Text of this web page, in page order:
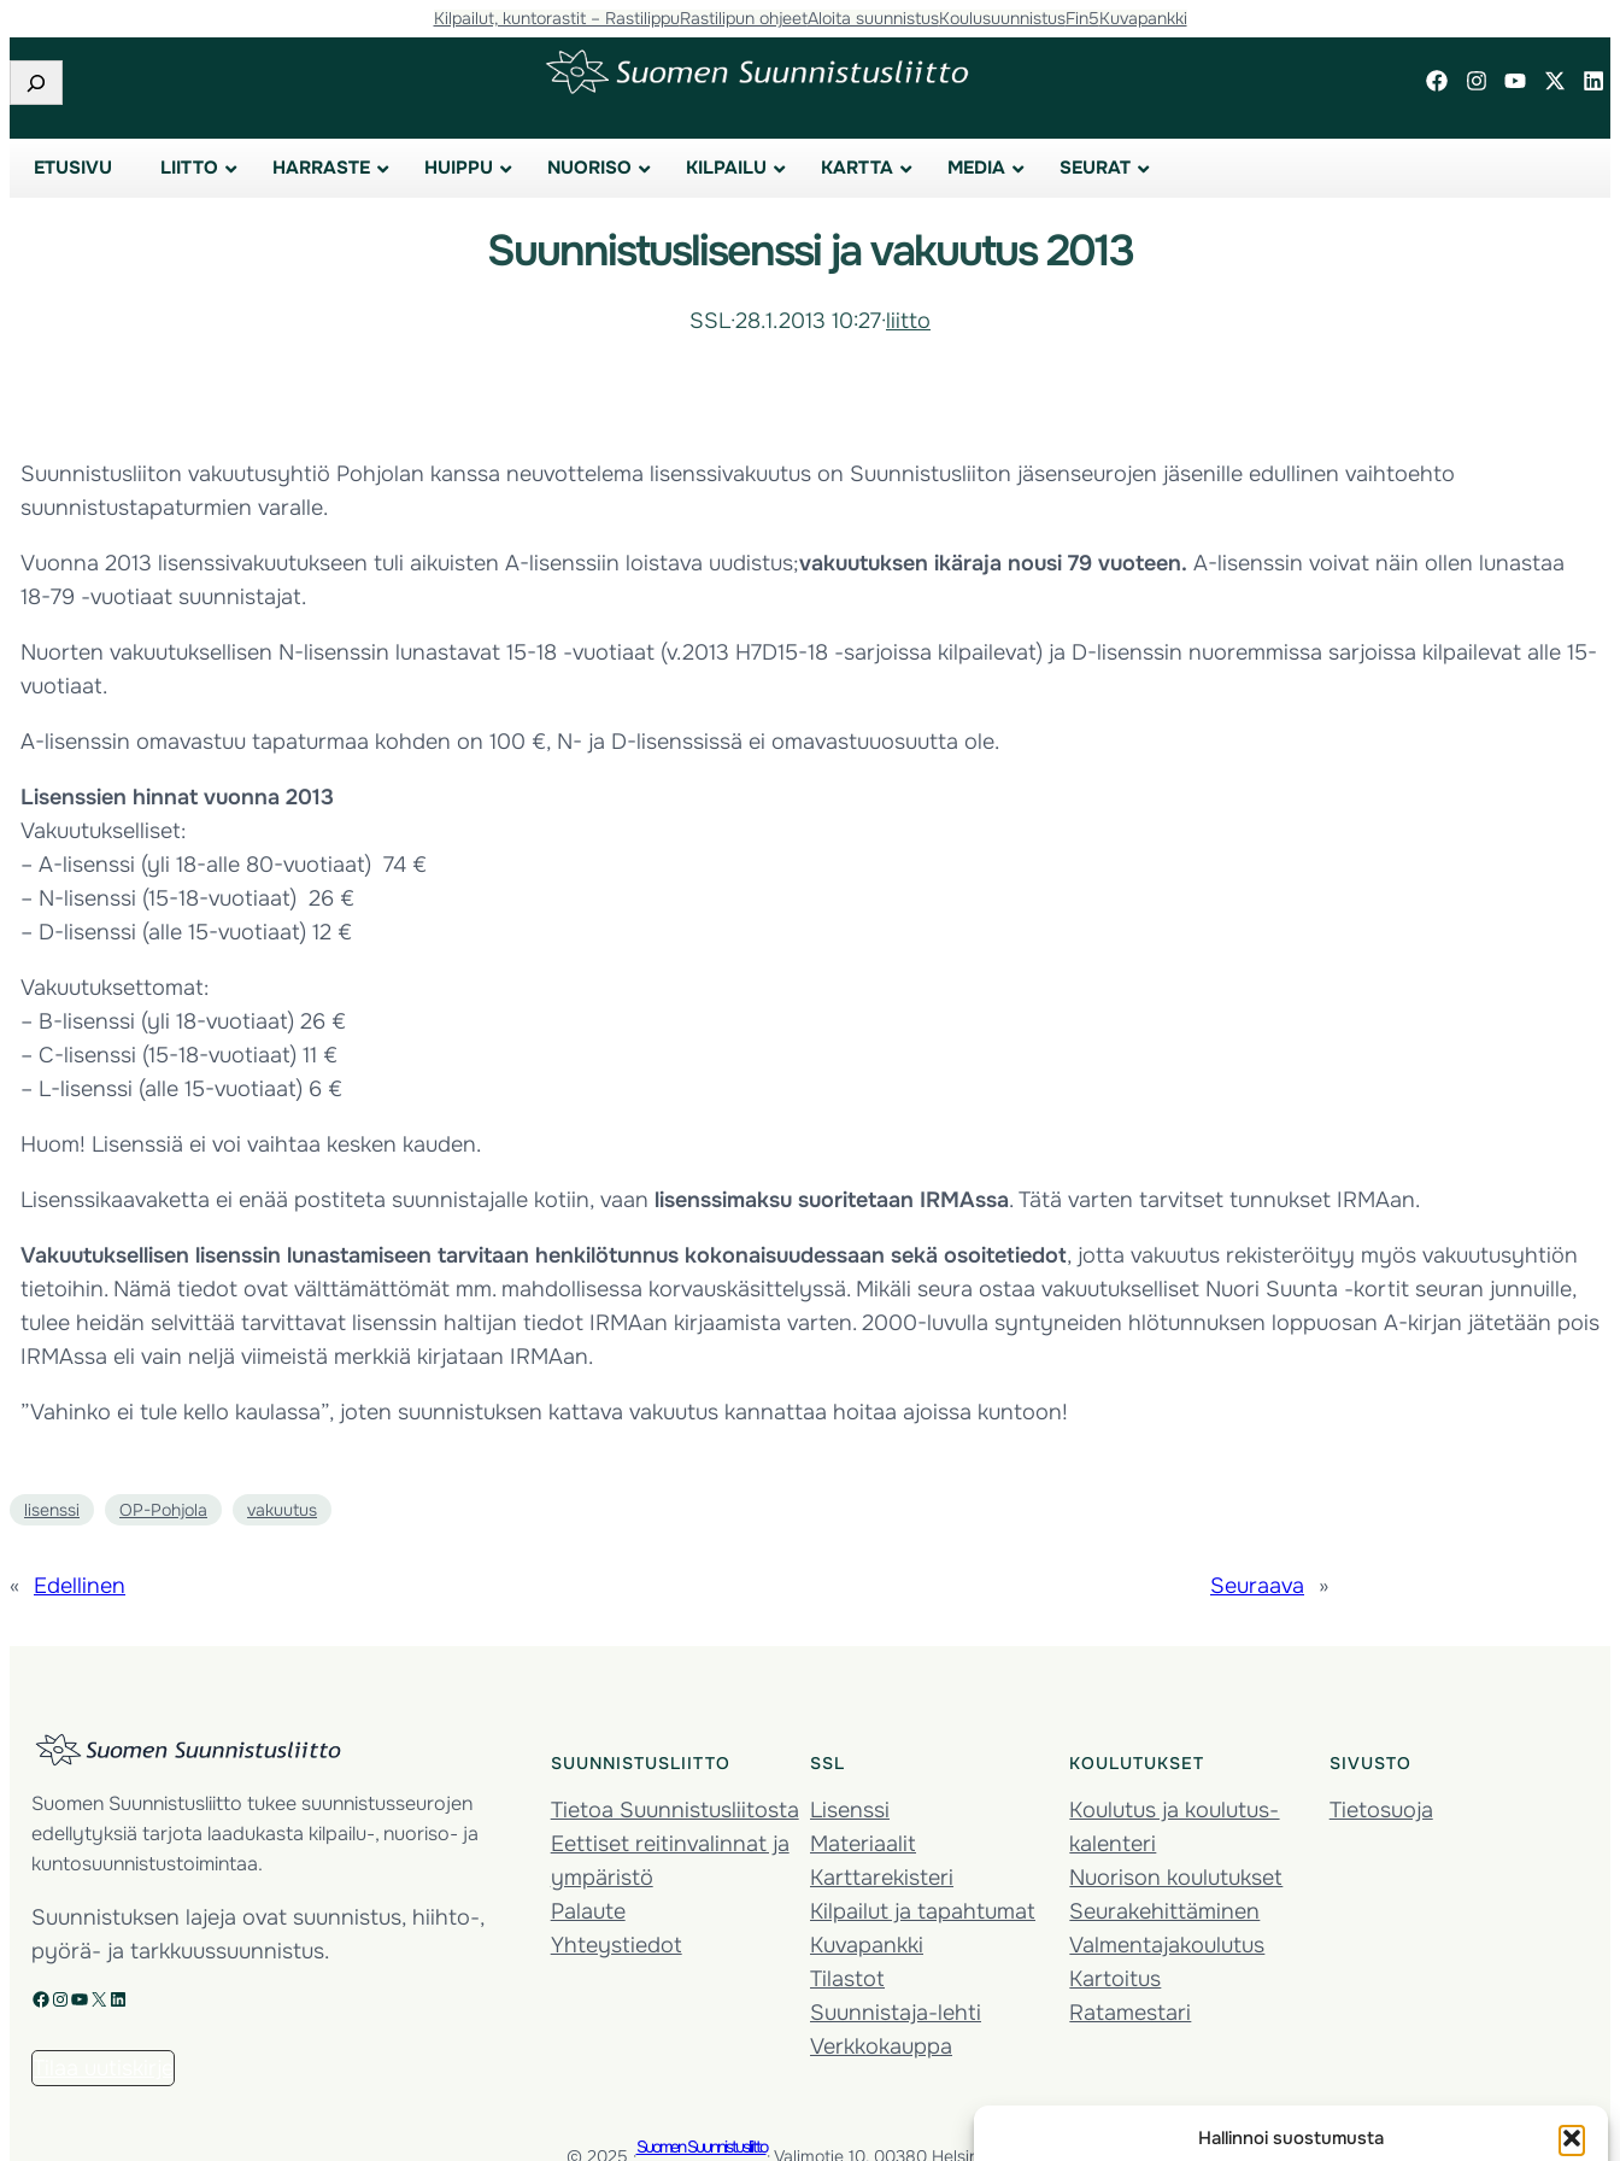
Hallinnoi suostumusta
Kilpailut, kuntorastit – RastilippuRastilipun ohjeetAloita suunnistusKoulusuunnistusFin5Kuvapankki
Etsi
ETUSIVU LIITTO HARRASTE HUIPPU NUORISO KILPAILU KARTTA MEDIA SEURAT
Suunnistuslisenssi ja vakuutus 2013
SSL·28.1.2013 10:27·liitto
Suunnistusliiton vakuutusyhtiö Pohjolan kanssa neuvottelema lisenssivakuutus on Suunnistusliiton jäsenseurojen jäsenille edullinen vaihtoehto
suunnistustapaturmien varalle.
Vuonna 2013 lisenssivakuutukseen tuli aikuisten A-lisenssiin loistava uudistus;vakuutuksen ikäraja nousi 79 vuoteen. A-lisenssin voivat näin ollen lunastaa
18-79 -vuotiaat suunnistajat.
Nuorten vakuutuksellisen N-lisenssin lunastavat 15-18 -vuotiaat (v.2013 H7D15-18 -sarjoissa kilpailevat) ja D-lisenssin nuoremmissa sarjoissa kilpailevat alle 15-
vuotiaat.
A-lisenssin omavastuu tapaturmaa kohden on 100 €, N- ja D-lisenssissä ei omavastuuosuutta ole.
Lisenssien hinnat vuonna 2013
Vakuutukselliset:
– A-lisenssi (yli 18-alle 80-vuotiaat) 74 €
– N-lisenssi (15-18-vuotiaat) 26 €
– D-lisenssi (alle 15-vuotiaat) 12 €
Vakuutuksettomat:
– B-lisenssi (yli 18-vuotiaat) 26 €
– C-lisenssi (15-18-vuotiaat) 11 €
– L-lisenssi (alle 15-vuotiaat) 6 €
Huom! Lisenssiä ei voi vaihtaa kesken kauden.
Lisenssikaavaketta ei enää postiteta suunnistajalle kotiin, vaan lisenssimaksu suoritetaan IRMAssa. Tätä varten tarvitset tunnukset IRMAan.
Vakuutuksellisen lisenssin lunastamiseen tarvitaan henkilötunnus kokonaisuudessaan sekä osoitetiedot, jotta vakuutus rekisteröityy myös vakuutusyhtiön
tietoihin. Nämä tiedot ovat välttämättömät mm. mahdollisessa korvauskäsittelyssä. Mikäli seura ostaa vakuutukselliset Nuori Suunta -kortit seuran junnuille,
tulee heidän selvittää tarvittavat lisenssin haltijan tiedot IRMAan kirjaamista varten. 2000-luvulla syntyneiden hlötunnuksen loppuosan A-kirjan jätetään pois
IRMAssa eli vain neljä viimeistä merkkiä kirjataan IRMAan.
”Vahinko ei tule kello kaulassa”, joten suunnistuksen kattava vakuutus kannattaa hoitaa ajoissa kuntoon!
lisenssi OP-Pohjola vakuutus
« Edellinen Seuraava »
Suomen Suunnistusliitto tukee suunnistusseurojen
edellytyksiä tarjota laadukasta kilpailu-, nuoriso- ja
kuntosuunnistustoimintaa.
Suunnistuksen lajeja ovat suunnistus, hiihto-,
pyörä- ja tarkkuussuunnistus.
Facebook Instagram YouTube X LinkedIn
SUUNNISTUSLIITTO
Tietoa Suunnistusliitosta
Eettiset reitinvalinnat ja
ympäristö
Palaute
Yhteystiedot
SSL
Lisenssi
Materiaalit
Karttarekisteri
Kilpailut ja tapahtumat
Kuvapankki
Tilastot
Suunnistaja-lehti
Verkkokauppa
KOULUTUKSET
Koulutus ja koulutus­
kalenteri
Nuorison koulutukset
Seura­kehittäminen
Valmentaja­koulutus
Kartoitus
Ratamestari
SIVUSTO
Tietosuoja
© 2025 ·Suomen Suunnistusliitto· Valimotie 10, 00380 Helsinki, Finland